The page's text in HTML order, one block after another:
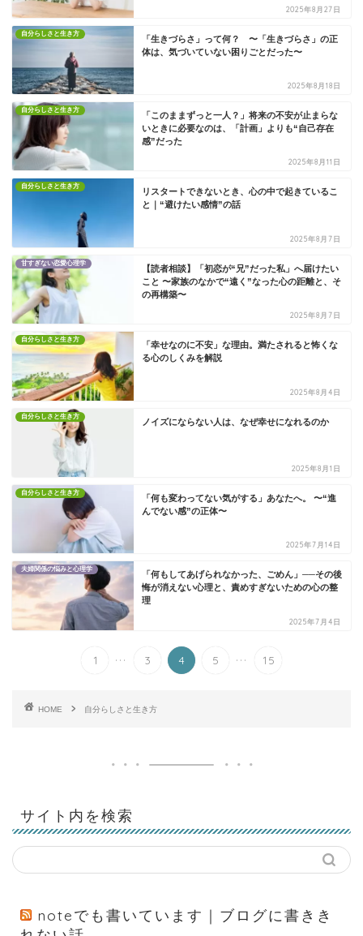
2025年8月27日
自分らしさと生き方
「生きづらさ」って何？ 〜「生きづらさ」の正
体は、気づいていない困りごとだった〜
2025年8月18日
自分らしさと生き方
「このままずっと一人？」将来の不安が止まらな
いときに必要なのは、「計画」よりも“自己存在
感”だった
2025年8月11日
自分らしさと生き方
リスタートできないとき、心の中で起きているこ
と｜“避けたい感情”の話
2025年8月7日
甘すぎない恋愛心理学
【読者相談】「初恋が“兄”だった私」へ届けたい
こと 〜家族のなかで“遠く”なった心の距離と、そ
の再構築〜
2025年8月7日
自分らしさと生き方
「幸せなのに不安」な理由。満たされると怖くな
る心のしくみを解説
2025年8月4日
自分らしさと生き方
ノイズにならない人は、なぜ幸せになれるのか
2025年8月1日
自分らしさと生き方
「何も変わってない気がする」あなたへ。 〜“進
んでない感”の正体〜
2025年7月14日
夫婦関係の悩みと心理学
「何もしてあげられなかった、ごめん」──その後
悔が消えない心理と、責めすぎないための心の整
理
2025年7月4日
1 ... 3 4 5 ... 15
HOME 自分らしさと生き方
サイト内を検索
noteでも書いています｜ブログに書きき